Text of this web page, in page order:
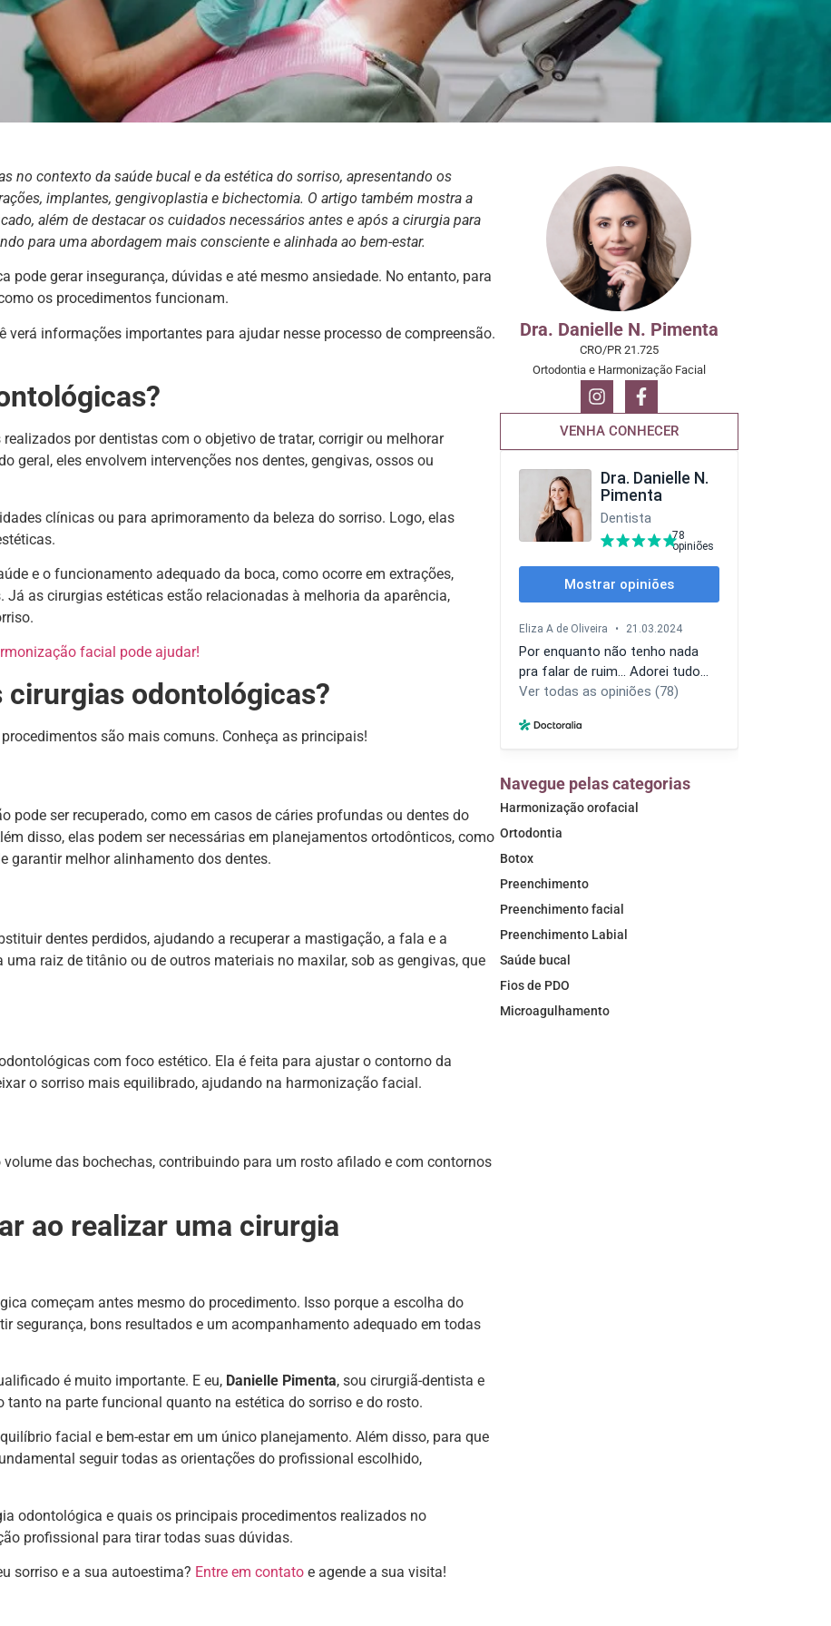
no contexto da saúde bucal e da estética do sorriso, apresentando os
implantes, gengivoplastia e bichectomia. O artigo também mostra a
além de destacar os cuidados necessários antes e após a cirurgia para
para uma abordagem mais consciente e alinhada ao bem-estar.
pode gerar insegurança, dúvidas e até mesmo ansiedade. No entanto, para
os procedimentos funcionam.
verá informações importantes para ajudar nesse processo de compreensão.
por dentistas com o objetivo de tratar, corrigir ou melhorar
geral, eles envolvem intervenções nos dentes, gengivas, ossos ou
clínicas ou para aprimoramento da beleza do sorriso. Logo, elas
e o funcionamento adequado da boca, como ocorre em extrações,
as cirurgias estéticas estão relacionadas à melhoria da aparência,
facial pode ajudar!
cirurgias odontológicas?
são mais comuns. Conheça as principais!
pode ser recuperado, como em casos de cáries profundas ou dentes do
disso, elas podem ser necessárias em planejamentos ortodônticos, como
garantir melhor alinhamento dos dentes.
dentes perdidos, ajudando a recuperar a mastigação, a fala e a
raiz de titânio ou de outros materiais no maxilar, sob as gengivas, que
com foco estético. Ela é feita para ajustar o contorno da
o sorriso mais equilibrado, ajudando na harmonização facial.
das bochechas, contribuindo para um rosto afilado e com contornos
ao realizar uma cirurgia
começam antes mesmo do procedimento. Isso porque a escolha do
segurança, bons resultados e um acompanhamento adequado em todas
é muito importante. E eu, Danielle Pimenta, sou cirurgiã-dentista e
tanto na parte funcional quanto na estética do sorriso e do rosto.
facial e bem-estar em um único planejamento. Além disso, para que
seguir todas as orientações do profissional escolhido,
odontológica e quais os principais procedimentos realizados no
profissional para tirar todas suas dúvidas.
sorriso e a sua autoestima? Entre em contato e agende a sua visita!
Dra. Danielle N. Pimenta
CRO/PR 21.725
Ortodontia e Harmonização Facial
VENHA CONHECER
Navegue pelas categorias
Harmonização orofacial
Ortodontia
Botox
Preenchimento
Preenchimento facial
Preenchimento Labial
Saúde bucal
Fios de PDO
Microagulhamento